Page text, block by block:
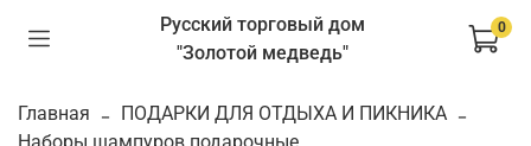
Русский торговый дом
"Золотой медведь"
0
Главная
ПОДАРКИ ДЛЯ ОТДЫХА И ПИКНИКА